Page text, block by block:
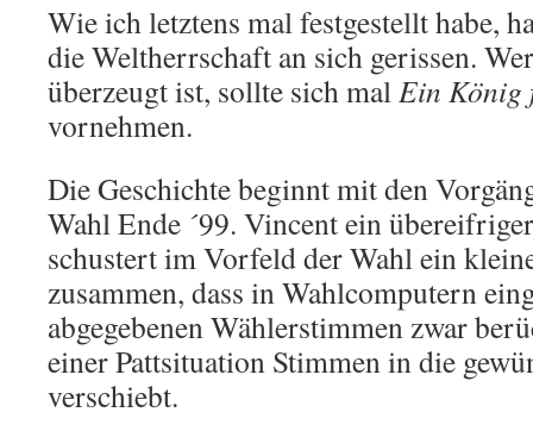
Wie ich letztens mal festgestellt habe,
die Weltherrschaft an sich gerissen.
überzeugt ist, sollte sich malEin König
vornehmen.
Die Geschichte beginnt mit den
Wahl Ende ´99. Vincent ein
schustert im Vorfeld der Wahl ein
zusammen, dass in Wahlcomputern
abgegebenen Wählerstimmen zwar
einer Pattsituation Stimmen in die
verschiebt.